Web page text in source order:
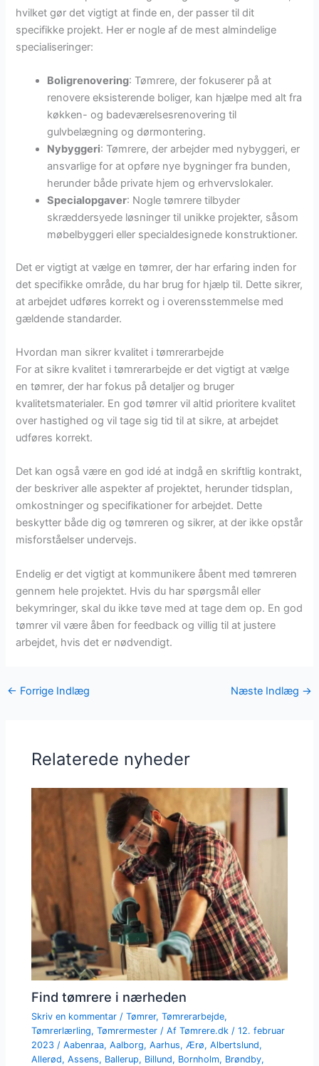
hvilket gør det vigtigt at finde en, der passer til dit
specifikke projekt. Her er nogle af de mest almindelige
specialiseringer:
Boligrenovering: Tømrere, der fokuserer på at
renovere eksisterende boliger, kan hjælpe med alt fra
køkken- og badeværelsesrenovering til
gulvbelægning og dørmontering.
Nybyggeri: Tømrere, der arbejder med nybyggeri, er
ansvarlige for at opføre nye bygninger fra bunden,
herunder både private hjem og erhvervslokaler.
Specialopgaver: Nogle tømrere tilbyder
skræddersyede løsninger til unikke projekter, såsom
møbelbyggeri eller specialdesignede konstruktioner.
Det er vigtigt at vælge en tømrer, der har erfaring inden for
det specifikke område, du har brug for hjælp til. Dette sikrer,
at arbejdet udføres korrekt og i overensstemmelse med
gældende standarder.
Hvordan man sikrer kvalitet i tømrerarbejde
For at sikre kvalitet i tømrerarbejde er det vigtigt at vælge
en tømrer, der har fokus på detaljer og bruger
kvalitetsmaterialer. En god tømrer vil altid prioritere kvalitet
over hastighed og vil tage sig tid til at sikre, at arbejdet
udføres korrekt.
Det kan også være en god idé at indgå en skriftlig kontrakt,
der beskriver alle aspekter af projektet, herunder tidsplan,
omkostninger og specifikationer for arbejdet. Dette
beskytter både dig og tømreren og sikrer, at der ikke opstår
misforståelser undervejs.
Endelig er det vigtigt at kommunikere åbent med tømreren
gennem hele projektet. Hvis du har spørgsmål eller
bekymringer, skal du ikke tøve med at tage dem op. En god
tømrer vil være åben for feedback og villig til at justere
arbejdet, hvis det er nødvendigt.
← Forrige Indlæg Næste Indlæg →
Relaterede nyheder
Find tømrere i nærheden
Skriv en kommentar /Tømrer,Tømrerarbejde,
Tømrerlærling,Tømrermester / AfTømrere.dk/12. februar
2023/Aabenraa,Aalborg,Aarhus,Ærø,Albertslund,
Allerød,Assens, Ballerup, Billund, Bornholm, Brøndby,